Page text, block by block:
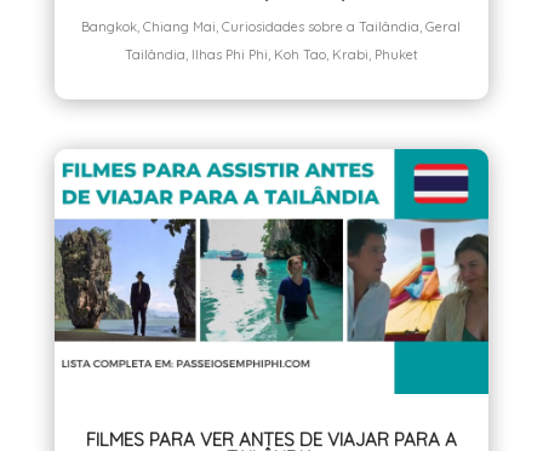
Bangkok,Chiang Mai,Curiosidades sobre a Tailândia,Geral
Tailândia, Ilhas Phi Phi, Koh Tao, Krabi, Phuket
FILMES PARA VER ANTES DE VIAJAR PARA A